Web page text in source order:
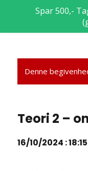
Denne
Teori 2 –
16/10/2024 : 18:15
Spar 500,-